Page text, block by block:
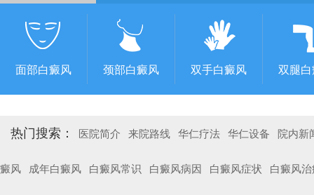
面部白癜风 颈部白癜风 双手白癜风 双腿
热门搜索： 医院简介 来院路线 华仁疗法 华仁设备 院内新
癜风 成年白癜风 白癜风常识 白癜风病因 白癜风症状 白癜风治